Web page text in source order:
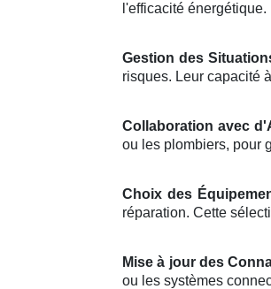
l'efficacité énergétique.
Gestion des
risques. Leur capacité
Collaboration avec
ou les plombiers, pour
Choix des
réparation. Cette
Mise à jour des
ou les systèmes